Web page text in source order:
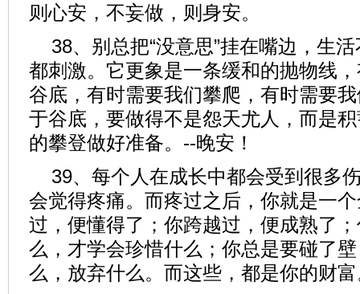
则心安，不妄做，则身安。
38、别总把“没意思”挂在嘴边，生
都刺激。它更象是一条缓和的抛物线
谷底，有时需要我们攀爬，有时需要
于谷底，要做得不是怨天尤人，而是
的攀登做好准备。--晚安！
39、每个人在成长中都会受到很多
会觉得疼痛。而疼过之后，你就是一
过，便懂得了；你跨越过，便成熟了
么，才学会珍惜什么；你总是要碰了
么，放弃什么。而这些，都是你的财